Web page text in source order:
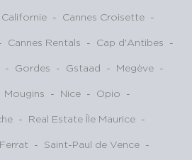
Californie - Cannes Croisette -
Cannes Rentals - Cap d'Antibes -
- Gordes - Gstaad - Megève -
Mougins - Nice - Opio -
- Real Estate Île Maurice -
- Saint-Paul de Vence -